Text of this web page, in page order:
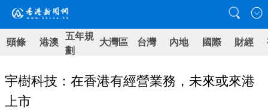
頭條 港澳 五年規
劃
大灣區 台灣 內地 國際 財經
宇樹科技：在香港有經營業務，未來或來港
上市